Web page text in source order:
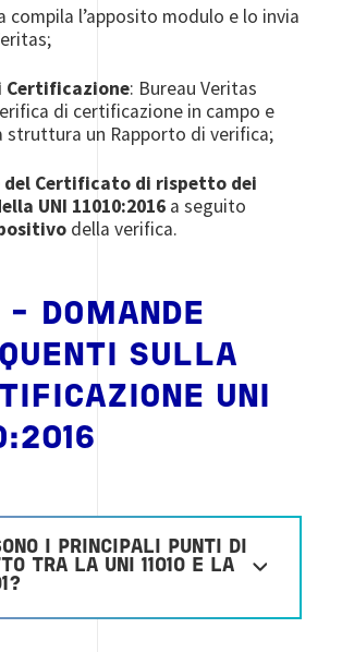
compila l’apposito modulo e lo invia
Certificazione: Bureau Veritas
di certificazione in campo e
struttura un Rapporto di verifica;
del Certificato di rispetto dei
UNI 11010:2016 a seguito
della verifica.
- DOMANDE
SULLA
UNI
I PRINCIPALI PUNTI DI
TRA LA UNI 11010 E LA